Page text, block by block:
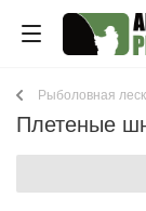
Рыболовная
Плетеные